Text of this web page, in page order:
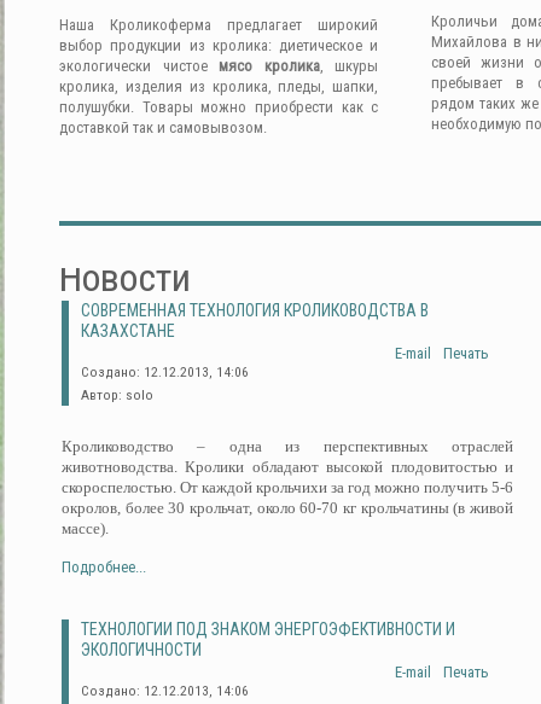
Наша Кроликоферма предлагает широкий
выбор продукции из кролика: диетическое и
экологически чистое мясо кролика, шкуры
кролика, изделия из кролика, пледы, шапки,
полушубки. Товары можно приобрести как с
доставкой так и самовывозом.
Кроличьи
Михайлова в
своей жизни
пребывает в
рядом таких
необходимую
Новости
СОВРЕМЕННАЯ ТЕХНОЛОГИЯ КРОЛИКОВОДСТВА В
КАЗАХСТАНЕ
Печать
E-mail
Создано: 12.12.2013, 14:06
Автор: solo
Кролиководство – одна из перспективных отраслей
животноводства. Кролики обладают высокой плодовитостью и
скороспелостью. От каждой крольчихи за год можно получить 5-6
окролов, более 30 крольчат, около 60-70 кг крольчатины (в живой
массе).
Подробнее...
ТЕХНОЛОГИИ ПОД ЗНАКОМ ЭНЕРГОЭФЕКТИВНОСТИ И
ЭКОЛОГИЧНОСТИ
Печать
E-mail
Создано: 12.12.2013, 14:06